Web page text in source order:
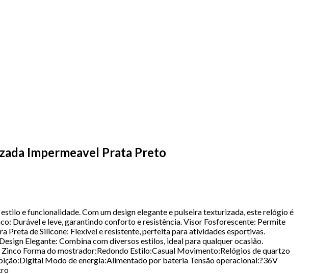
Impermeavel Prata Preto
e funcionalidade. Com um design elegante e pulseira texturizada, este relógio é
Durável e leve, garantindo conforto e resistência. Visor Fosforescente: Permite
Preta de Silicone: Flexível e resistente, perfeita para atividades esportivas.
Elegante: Combina com diversos estilos, ideal para qualquer ocasião.
Forma do mostrador:Redondo Estilo:Casual Movimento:Relógios de quartzo
Modo de energia:Alimentado por bateria Tensão operacional:?36V